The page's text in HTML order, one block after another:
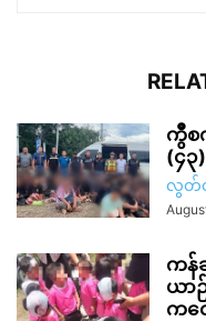
ကွဳစ
(၄၃
လွတ်လ
ကန်
ယာ
ကလ